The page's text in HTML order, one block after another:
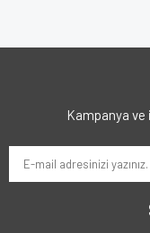
Kampanya